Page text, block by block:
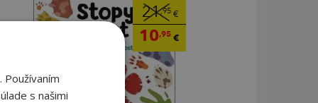
21,95€
10,95€
s našimi